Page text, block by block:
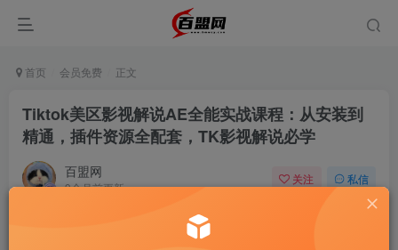
首页 会员免费 正文
Tiktok美区影视解说AE全能实战课程：从安装到
精通，插件资源全配套，TK影视解说必学
百盟网
9个月前更新
关注 私信